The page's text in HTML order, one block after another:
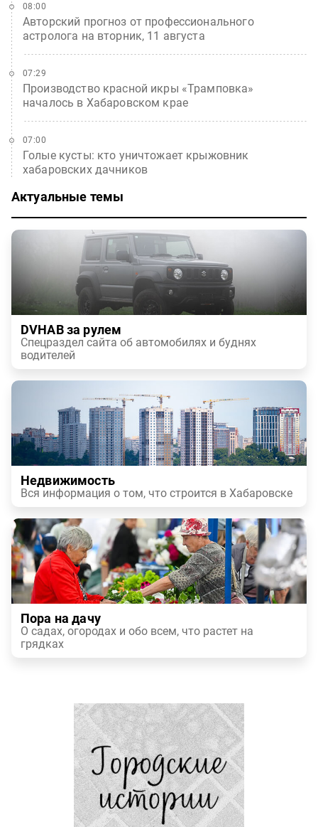
Авторский прогноз от профессионального
астролога на вторник, 11 августа
08:00
Производство красной икры «Трамповка»
началось в Хабаровском крае
07:29
Голые кусты: кто уничтожает крыжовник
хабаровских дачников
07:00
Актуальные темы
DVHAB за рулем
Спецраздел сайта об автомобилях и буднях
водителей
Недвижимость
Вся информация о том, что строится в Хабаровске
Пора на дачу
О садах, огородах и обо всем, что растет на
грядках